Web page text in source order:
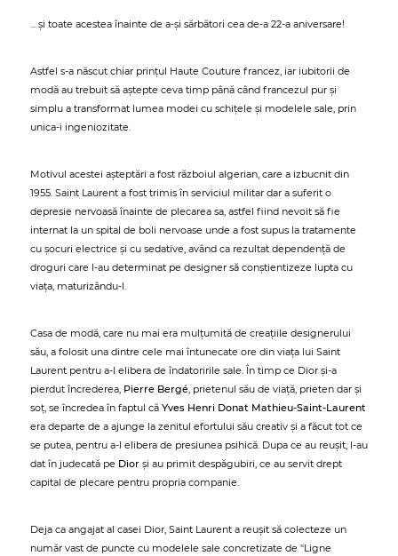
... și toate acestea înainte de a-și sărbători cea de-a 22-a aniversare!
Astfel s-a născut chiar prințul Haute Couture francez, iar iubitorii de
modă au trebuit să aștepte ceva timp până când francezul pur și
simplu a transformat lumea modei cu schițele și modelele sale, prin
unica-i ingeniozitate.
Motivul acestei așteptări a fost războiul algerian, care a izbucnit din
1955. Saint Laurent a fost trimis în serviciul militar dar a suferit o
depresie nervoasă înainte de plecarea sa, astfel fiind nevoit să fie
internat la un spital de boli nervoase unde a fost supus la tratamente
cu șocuri electrice și cu sedative, având ca rezultat dependență de
droguri care l-au determinat pe designer să conștientizeze lupta cu
viața, maturizându-l.
Casa de modă, care nu mai era mulțumită de creațiile designerului
său, a folosit una dintre cele mai întunecate ore din viața lui Saint
Laurent pentru a-l elibera de îndatoririle sale. În timp ce Dior și-a
pierdut încrederea, Pierre Bergé, prietenul său de viață, prieten dar și
soț, se încredea în faptul că Yves Henri Donat Mathieu-Saint-Laurent
era departe de a ajunge la zenitul efortului său creativ și a făcut tot ce
se putea, pentru a-l elibera de presiunea psihică. Dupa ce au reușit, l-au
dat în judecată pe Dior și au primit despăgubiri, ce au servit drept
capital de plecare pentru propria companie.
Deja ca angajat al casei Dior, Saint Laurent a reușit să colecteze un
număr vast de puncte cu modelele sale concretizate de "Ligne